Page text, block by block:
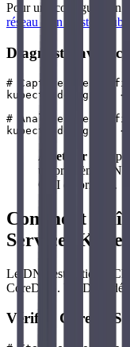
Pour une configuration
réseau d'un cluster
Diagnostic avec
# Capturer le
kubectl debug -it
# Analyser le trafic
À retenir : Un
un problème CNI.
CNI en priorité.
Comment
Services
Le DNS est critique.
CoreDNS. Un DNS
Vérifier CoreDNS